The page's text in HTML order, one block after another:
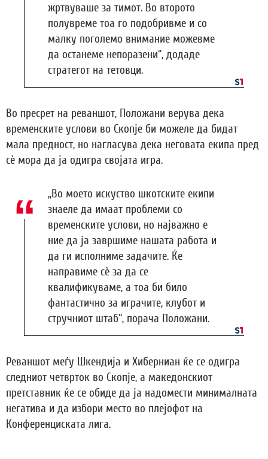
жртвуваше за тимот. Во второто
полувреме тоа го подобривме и со
малку поголемо внимание можевме
да останеме непоразени“, додаде
стратегот на тетовци.
Во пресрет на реваншот, Положани верува дека
временските услови во Скопје би можеле да бидат
мала предност, но нагласува дека неговата екипа пред
сè мора да ја одигра својата игра.
„Во моето искуство шкотските екипи
знаеле да имаат проблеми со
временските услови, но најважно е
ние да ја завршиме нашата работа и
да ги исполниме задачите. Ќе
направиме сè за да се
квалификуваме, а тоа би било
фантастично за играчите, клубот и
стручниот штаб“, порача Положани.
Реваншот меѓу Шкендија и Хиберниан ќе се одигра
следниот четврток во Скопје, а македонскиот
претставник ќе се обиде да ја надомести минималната
негатива и да избори место во плејофот на
Конференциската лига.